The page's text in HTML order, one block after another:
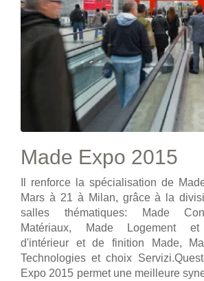
Made Expo 2015
Il renforce la spécialisation de
Mars à 21 à Milan, grâce à la
salles thématiques: Made
Matériaux, Made Logement et
d'intérieur et de finition Made,
Technologies et choix
Expo 2015 permet une meilleure